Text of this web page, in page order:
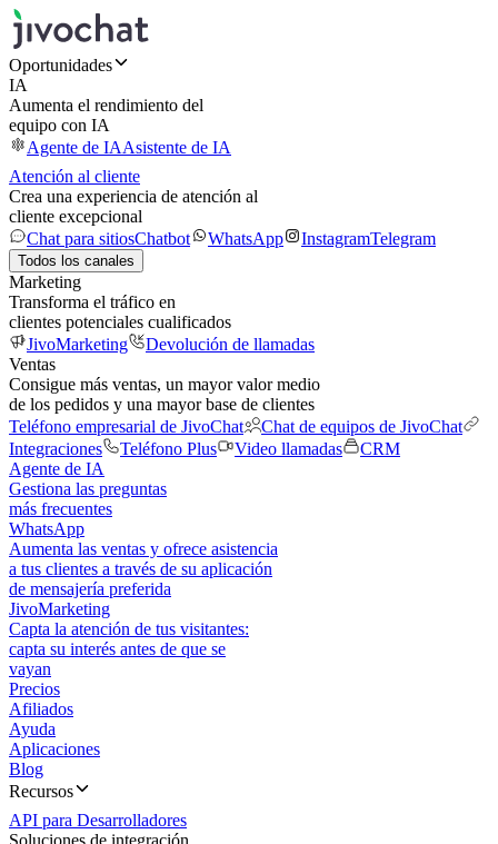
Oportunidades
IA
Aumenta el rendimiento del
equipo con IA
Agente de IAAsistente de IA
Atención al cliente
Crea una experiencia de atención al
cliente excepcional
Chat para sitiosChatbot WhatsApp InstagramTelegram
Todos los canales
Marketing
Transforma el tráfico en
clientes potenciales cualificados
JivoMarketing
Devolución de llamadas
Ventas
Consigue más ventas, un mayor valor medio
de los pedidos y una mayor base de clientes
Teléfono empresarial de JivoChat
Chat de equipos de JivoChat
Integraciones
Teléfono Plus Video llamadas
CRM
Agente de IA
Gestiona las preguntas
más frecuentes
WhatsApp
Aumenta las ventas y ofrece asistencia
a tus clientes a través de su aplicación
de mensajería preferida
JivoMarketing
Capta la atención de tus visitantes:
capta su interés antes de que se
vayan
Precios
Afiliados
Ayuda
Aplicaciones
Blog
Recursos
API para Desarrolladores
Soluciones de integración